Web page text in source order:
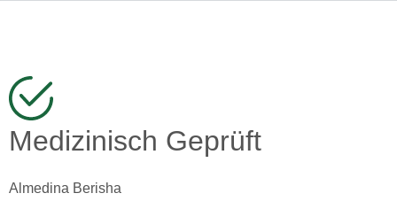
Medizinisch Geprüft
Almedina Berisha